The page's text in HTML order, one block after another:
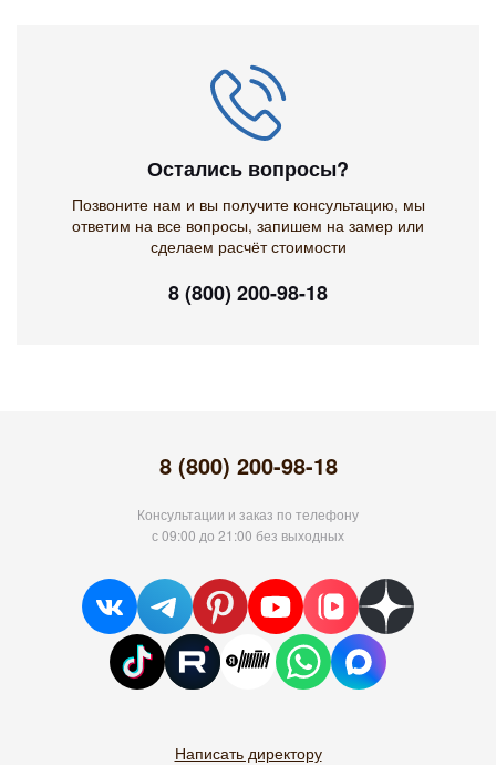
Остались вопросы?
Позвоните нам и вы получите консультацию, мы
ответим на все вопросы, запишем на замер или
сделаем расчёт стоимости
8 (800) 200-98-18
8 (800) 200-98-18
Консультации и заказ по телефону
с 09:00 до 21:00 без выходных
Написать директору